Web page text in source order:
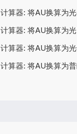
计算器: 将AU换算为
计算器: 将AU换算为
计算器: 将AU换算为
计算器: 将AU换算为